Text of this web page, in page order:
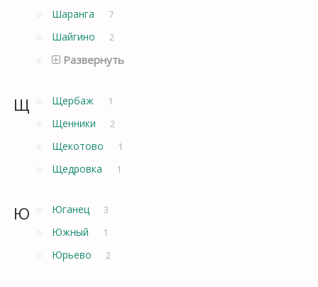
Шаранга 7
Шайгино 2
Развернуть
Щ Щербаж 1
Щенники 2
Щекотово 1
Щедровка 1
Ю Юганец 3
Южный 1
Юрьево 2